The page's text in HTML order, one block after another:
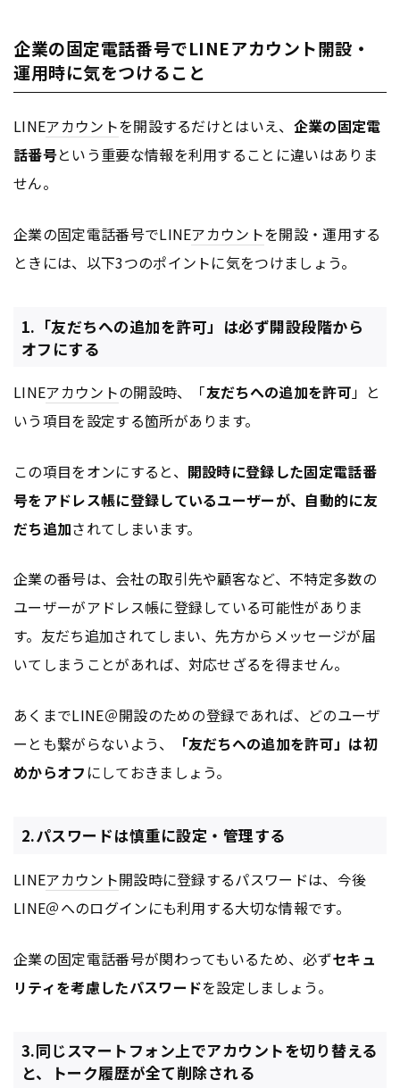
企業の固定電話番号でLINEアカウント開設・
運用時に気をつけること
LINEアカウントを開設するだけとはいえ、 企業の固定電
話番号という重要な情報を利用することに違いはありま
せん。
企業の固定電話番号でLINEアカウントを開設・運用する
ときには、以下3つのポイントに気をつけましょう。
1.「友だちへの追加を許可」は必ず開設段階から
オフにする
LINEアカウントの開設時、「友だちへの追加を許可 」と
いう項目を設定する箇所があります。
この項目をオンにすると、 開設時に登録した固定電話番
号をアドレス帳に登録しているユーザーが、自動的に友
だち追加されてしまいます。
企業の番号は、会社の取引先や顧客など、不特定多数の
ユーザーがアドレス帳に登録している可能性がありま
す。友だち追加されてしまい、先方からメッセージが届
いてしまうことがあれば、対応せざるを得ません。
あくまでLINE＠開設のための登録であれば、どのユーザ
ーとも繋がらないよう、
「友だちへの追加を許可」は初
めからオフ にしておきましょう。
2.パスワードは慎重に設定・管理する
LINEアカウント開設時に登録するパスワードは、今後
LINE＠へのログインにも利用する大切な情報です。
企業の固定電話番号が関わってもいるため、必ずセキュ
リティを考慮したパスワードを設定しましょう。
3.同じスマートフォン上でアカウントを切り替える
と、トーク履歴が全て削除される